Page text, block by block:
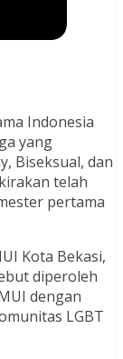
Indonesia
yang
Biseksual, dan
telah
pertama
Kota Bekasi,
diperoleh
dengan
LGBT